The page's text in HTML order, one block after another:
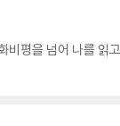
비평을 넘어 나를 읽